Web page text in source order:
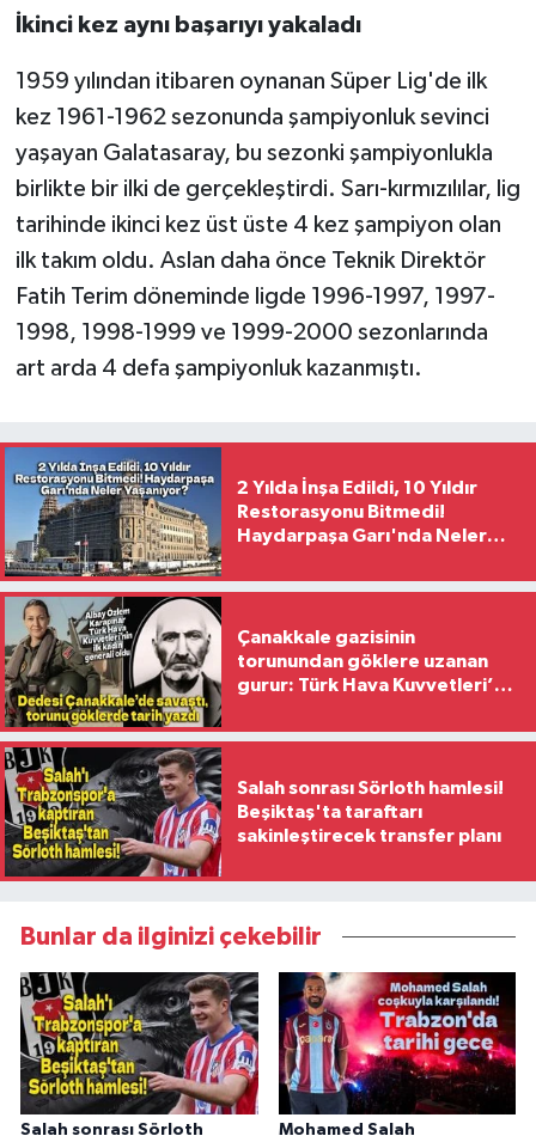
İkinci kez aynı başarıyı yakaladı
1959 yılından itibaren oynanan Süper Lig'de ilk
kez 1961-1962 sezonunda şampiyonluk sevinci
yaşayan Galatasaray, bu sezonki şampiyonlukla
birlikte bir ilki de gerçekleştirdi. Sarı-kırmızılılar, lig
tarihinde ikinci kez üst üste 4 kez şampiyon olan
ilk takım oldu. Aslan daha önce Teknik Direktör
Fatih Terim döneminde ligde 1996-1997, 1997-
1998, 1998-1999 ve 1999-2000 sezonlarında
art arda 4 defa şampiyonluk kazanmıştı.
2 Yılda İnşa Edildi, 10 Yıldır
Restorasyonu Bitmedi!
Haydarpaşa Garı'nda Neler
Çanakkale gazisinin
torunundan göklere uzanan
gurur: Türk Hava Kuvvetleri’nin
Salah sonrası Sörloth hamlesi!
Beşiktaş'ta taraftarı
sakinleştirecek transfer planı
Bunlar da ilginizi çekebilir
Salah sonrası Sörloth Mohamed Salah